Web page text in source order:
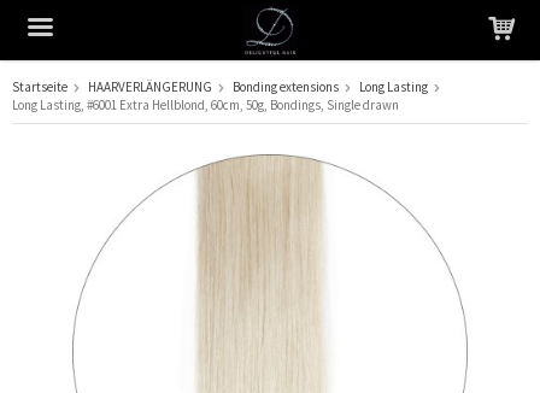
Das Produkt wurde in Ihren Warenkorb gelegt
Startseite HAARVERLÄNGERUNG Bonding extensions
Long Lasting
Long Lasting, #6001 Extra Hellblond, 60cm, 50g, Bondings, Single drawn